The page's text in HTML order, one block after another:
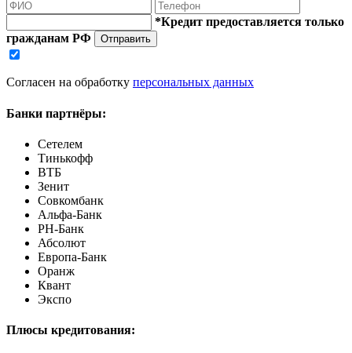
*Кредит предоставляется только
гражданам РФ
Отправить
Согласен на обработку персональных данных
Банки партнёры:
Сетелем
Тинькофф
ВТБ
Зенит
Совкомбанк
Альфа-Банк
РН-Банк
Абсолют
Европа-Банк
Оранж
Квант
Экспо
Плюсы кредитования: